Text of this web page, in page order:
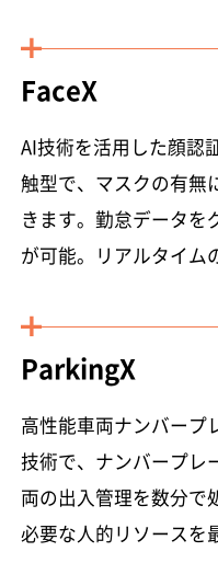
FaceX
AI技術を活用した顔認
触型で、マスクの有無
きます。勤怠データを
が可能。リアルタイム
ParkingX
高性能車両ナンバープ
技術で、ナンバープレ
両の出入管理を数分で
必要な人的リソースを